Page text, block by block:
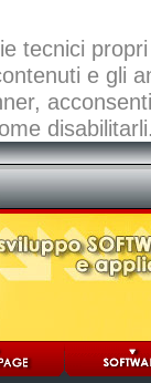
tecnici
e gli